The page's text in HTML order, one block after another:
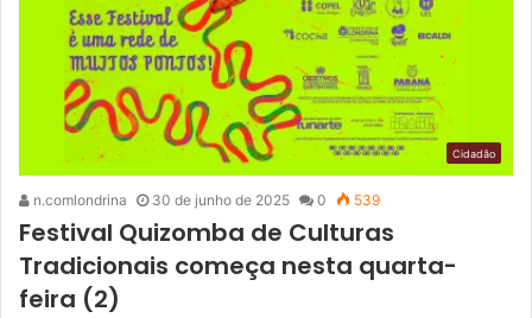
Cidadão
n.comlondrina 30 de junho de 2025 0 539
Festival Quizomba de Culturas
Tradicionais começa nesta quarta-
feira (2)